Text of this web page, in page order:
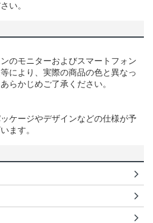
い。
のモニターおよびスマートフォン
により、実際の商品の色と異なっ
らかじめご了承ください。
ケージやデザインなどの仕様が予
ます。